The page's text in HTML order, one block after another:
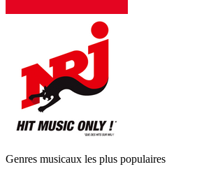
Genres musicaux les plus populaires